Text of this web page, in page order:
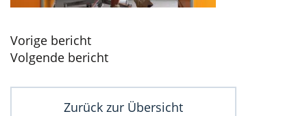
Beitragsnavigation
Vorige bericht
Volgende bericht
Zurück zur Übersicht